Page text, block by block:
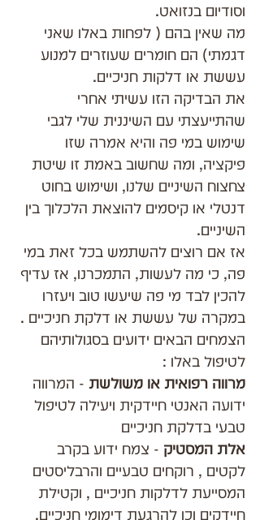
וסודיום בנזואט.
מה שאין בהם ( לפחות באלו שאני
דגמתי) הם חומרים שעוזרים למנוע
עששת או דלקות חניכיים.
את הבדיקה הזו עשיתי אחרי
שהתייעצתי עם השיננית שלי לגבי
שימוש במי פה והיא אמרה שזו
פיקציה, ומה שחשוב באמת זו שיטת
צחצוח השיניים שלנו, ושימוש בחוט
דנטלי או קיסמים להוצאת הלכלוך בין
השיניים.
אז אם רוצים להשתמש בכל זאת במי
פה, כי מה לעשות, התמכרנו, אז עדיף
להכין לבד מי פה שיעשו טוב ויעזרו
במקרה של עששת או דלקת חניכיים .
הצמחים הבאים ידועים בסגולותיהם
לטיפול באלו :
מרווה רפואית או משולשת - המרווה
ידועה האנטי חיידקית ויעילה לטיפול
טבעי בדלקת חניכיים
אלת המסטיק - צמח ידוע בקרב
לקטים , רוקחים טבעיים והרבליסטים
המסייעת לדלקות חניכיים , וקטילת
חיידקים וכן להרגעת דימומי חניכיים.